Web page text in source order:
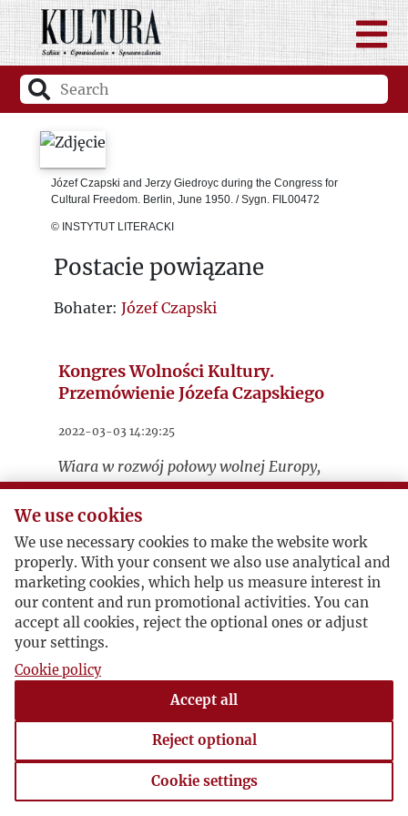
Józef Czapski and Jerzy Giedroyc during the Congress for
Cultural Freedom. Berlin, June 1950. / Sygn. FIL00472
© INSTYTUT LITERACKI
Postacie powiązane
Bohater: Józef Czapski
Kongres Wolności Kultury.
Przemówienie Józefa Czapskiego
2022-03-03 14:29:25
Wiara w rozwój połowy wolnej Europy,
podczas gdy druga jest totalizowana i
dławiona - jest wiarą w fikcję
Józef Czapski w przemówieniu na
otwarciu
Kongresu Wolności Kultury w
Berlinie w 1950 roku, wskazując na
brak wśród delegatów Rumunów,
Węgrów, Ukraińców, Białorusinów i
innych narodów. Treść przemówienia
Józefa Czapskiego jest
We use cookies
We use necessary cookies to make the website work
properly. With your consent we also use analytical and
marketing cookies, which help us measure interest in
our content and run promotional activities. You can
accept all cookies, reject the optional ones or adjust
your settings.
Cookie policy
Accept all
Reject optional
Cookie settings
Cookie settings